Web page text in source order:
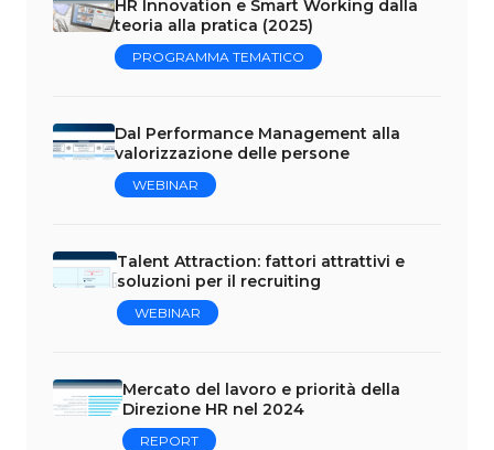
HR Innovation e Smart Working dalla
teoria alla pratica (2025)
PROGRAMMA TEMATICO
Dal Performance Management alla
valorizzazione delle persone
WEBINAR
Talent Attraction: fattori attrattivi e
soluzioni per il recruiting
WEBINAR
Mercato del lavoro e priorità della
Direzione HR nel 2024
REPORT